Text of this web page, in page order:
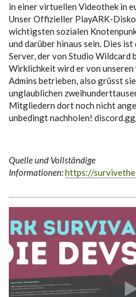
in einer virtuellen Videothek in
Unser Offizieller PlayARK-
wichtigsten sozialen
und darüber hinaus sein. Dies
Server, der von Studio Wildcard
Wirklichkeit wird er von unseren
Admins betrieben, also grüsst
unglaublichen
Mitgliedern dort noch nicht
unbedingt nachholen!
Quelle und Vollständige
Informationen:https://